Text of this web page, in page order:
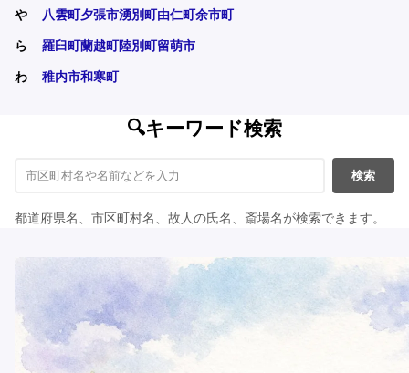
や 八雲町夕張市湧別町由仁町余市町
ら 羅臼町蘭越町陸別町留萌市
わ 稚内市和寒町
🔍キーワード検索
検索
都道府県名、市区町村名、故人の氏名、斎場名が検索できます。